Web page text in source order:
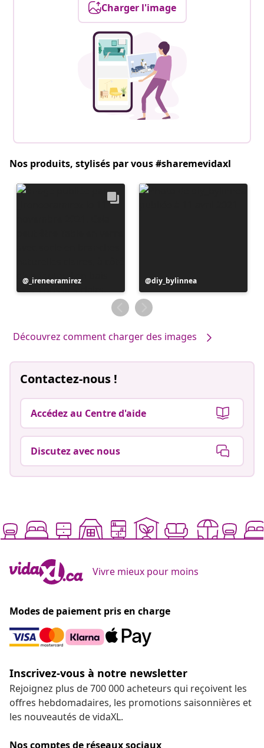
Charger l'image
Nos produits, stylisés par vous #sharemevidaxl
Publication
publiée
_ireneeramirez
Publication
publiée
par
diy_bylinnea
Découvrez comment charger des images
Contactez-nous !
Accédez au Centre d'aide
Discutez avec nous
Vivre mieux pour moins
Modes de paiement pris en charge
Inscrivez-vous à notre newsletter
Rejoignez plus de 700 000 acheteurs qui reçoivent les
offres hebdomadaires, les promotions saisonnières et
les nouveautés de vidaXL.
Nos comptes de réseaux sociaux